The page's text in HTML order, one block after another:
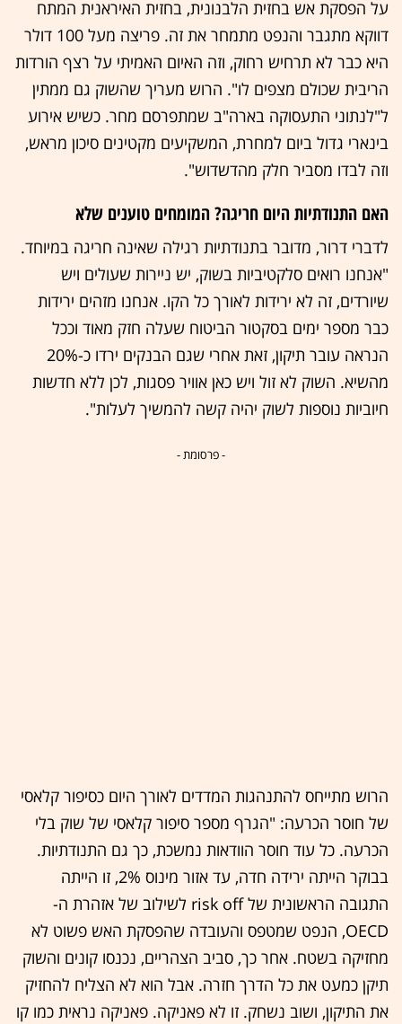
על הפסקת אש בחזית הלבנונית, בחזית האיראנית המתח
דווקא מתגבר והנפט מתמחר את זה. פריצה מעל 100 דולר
היא כבר לא תרחיש רחוק, וזה האיום האמיתי על רצף הורדות
הריבית שכולם מצפים לו". הרוש מעריך שהשוק גם ממתין
ל"לנתוני התעסוקה בארה"ב שמתפרסם מחר. כשיש אירוע
בינארי גדול ביום למחרת, המשקיעים מקטינים סיכון מראש,
וזה לבדו מסביר חלק מהדשדוש".
האם התנודתיות היום חריגה? המומחים טוענים שלא
לדברי דרור, מדובר בתנודתיות רגילה שאינה חריגה במיוחד.
"אנחנו רואים סלקטיביות בשוק, יש ניירות שעולים ויש
שיורדים, זה לא ירידות לאורך כל הקו. אנחנו מזהים ירידות
כבר מספר ימים בסקטור הביטוח שעלה חזק מאוד וככל
הנראה עובר תיקון, זאת אחרי שגם הבנקים ירדו כ-20%
מהשיא. השוק לא זול ויש כאן אוויר פסגות, לכן ללא חדשות
חיוביות נוספות לשוק יהיה קשה להמשיך לעלות".
- פרסומת -
הרוש מתייחס להתנהגות המדדים לאורך היום כסיפור קלאסי
של חוסר הכרעה: "הגרף מספר סיפור קלאסי של שוק בלי
הכרעה. כל עוד חוסר הוודאות נמשכת, כך גם התנודתיות.
בבוקר הייתה ירידה חדה, עד אזור מינוס 2%, זו הייתה
התגובה הראשונית של risk off לשילוב של אזהרת ה-
OECD, הנפט שמטפס והעובדה שהפסקת האש פשוט לא
מחזיקה בשטח. אחר כך, סביב הצהריים, נכנסו קונים והשוק
תיקן כמעט את כל הדרך חזרה. אבל הוא לא הצליח להחזיק
את התיקון, ושוב נשחק. זו לא פאניקה. פאניקה נראית כמו קו